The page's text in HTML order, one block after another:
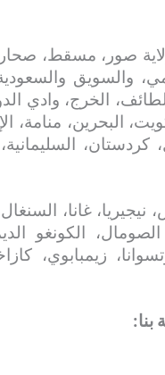
صور، مسقط، صحار،
والسويق
الخرج، وادي
البحرين، منامة،
كردستان،
غانا،
الصومال، الكونغو
زيمبابوي،
بنا: